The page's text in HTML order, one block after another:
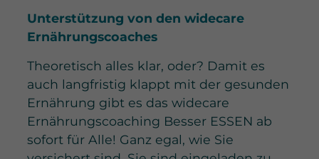
Unterstützung von den widecare
Ernährungscoaches
Theoretisch alles klar, oder? Damit es
auch langfristig klappt mit der gesunden
Ernährung gibt es das widecare
Ernährungscoaching Besser ESSEN ab
sofort für Alle! Ganz egal, wie Sie